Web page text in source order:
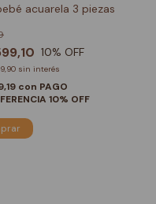
acuarela 3 piezas
10% OFF
sin interés
con PAGO
10% OFF